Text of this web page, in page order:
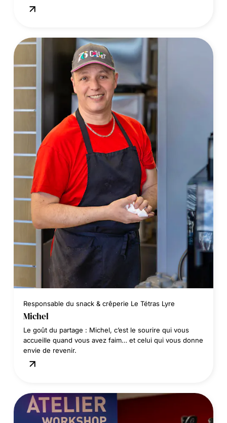
Responsable du snack & crêperie Le Tétras Lyre
Michel
Le goût du partage : Michel, c’est le sourire qui vous
accueille quand vous avez faim… et celui qui vous donne
envie de revenir.